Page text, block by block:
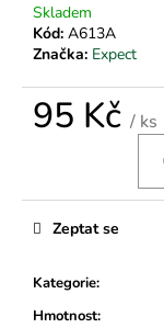
Skladem
Kód: A613A
Značka: Expect
95 Kč / ks
Kategorie:
Hmotnost:
Zeptat se
D
o
p
u
m